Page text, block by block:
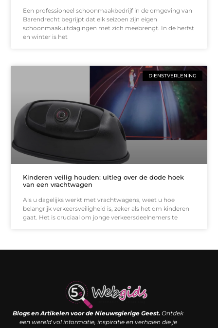
Een professioneel schoonmaakbedrijf in de omgeving van
Barendrecht begrijpt dat elk seizoen zijn eigen
schoonmaakuitdagingen met zich meebrengt. In de herfst
en winter is het
DIENSTVERLENING
Kinderen veilig houden: uitleg over de dode hoek
van een vrachtwagen
Als u dagelijks werkt met vrachtwagens, weet u hoe
belangrijk verkeersveiligheid is, zeker als het om kinderen
gaat. Het is cruciaal om jonge verkeersdeelnemers te
Blogs en Artikelen voor de Nieuwsgierige Geest. Ontdek
een wereld vol informatie, inspiratie en verhalen die je